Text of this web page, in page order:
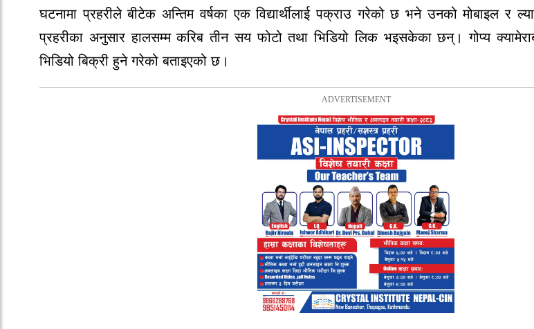
घटनामा प्रहरीले बीटेक अन्तिम वर्षका एक विद्यार्थीलाई पक्राउ गरेको छ भने उनको मोबाइल र
प्रहरीका अनुसार हालसम्म करिब तीन सय फोटो तथा भिडियो लिक भइसकेका छन्। गोप्य
भिडियो बिक्री हुने गरेको बताइएको छ।